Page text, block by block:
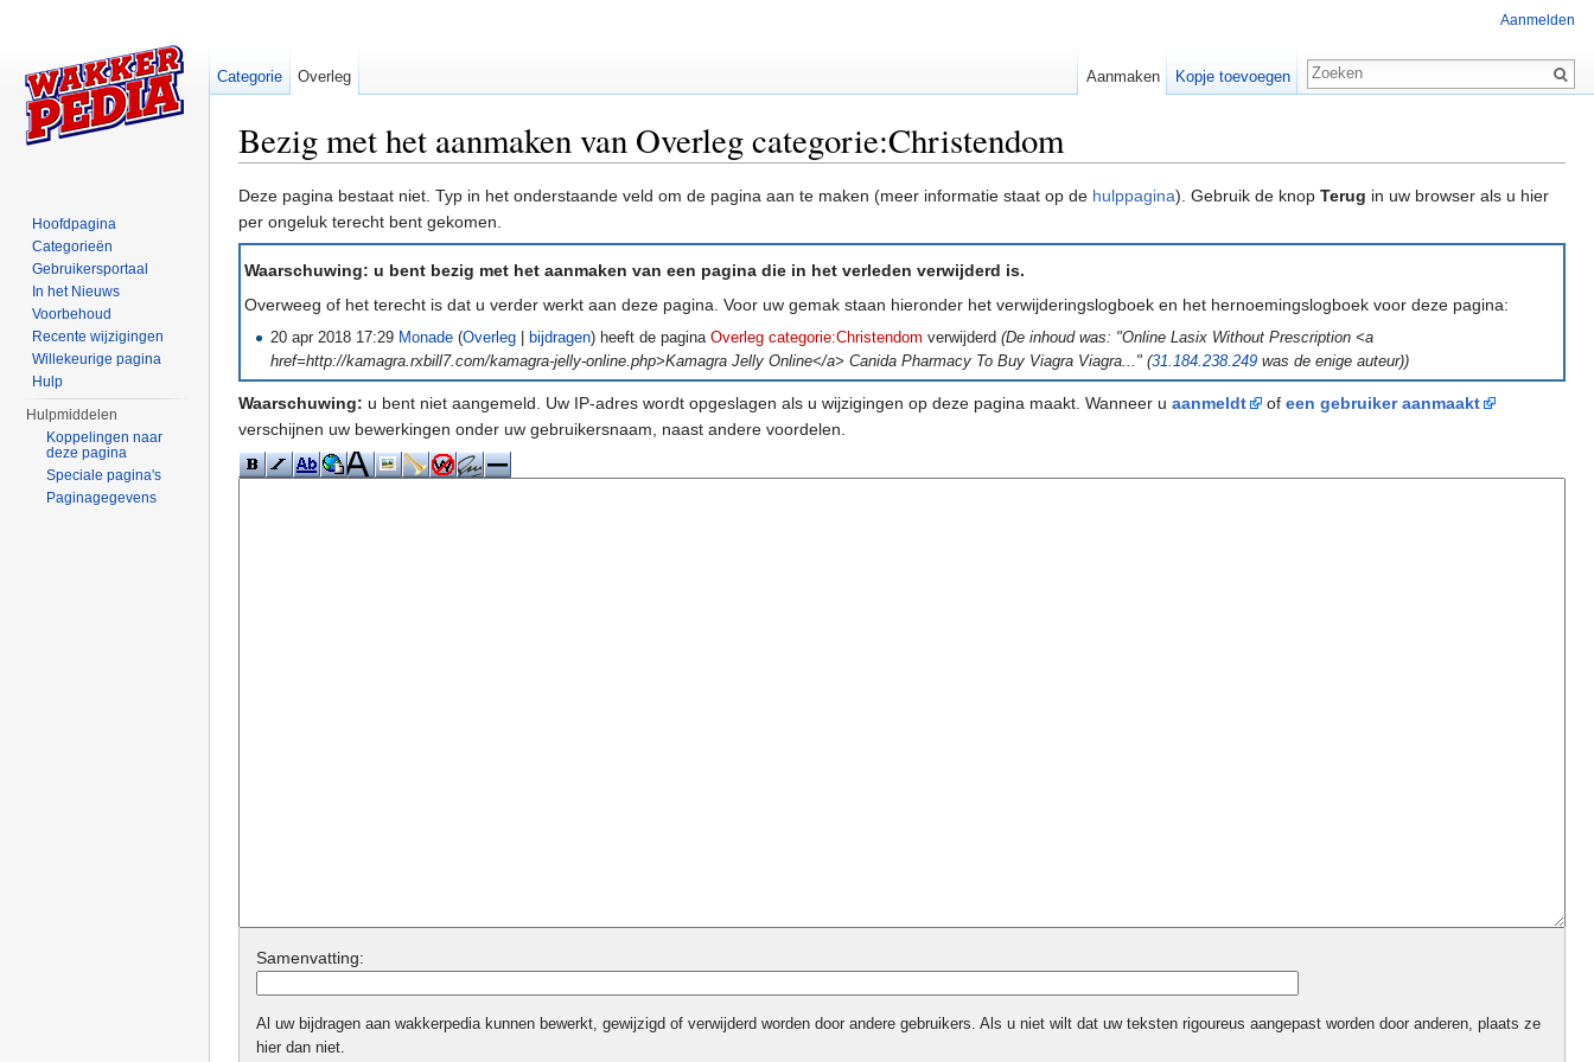
Bezig met het aanmaken van Overleg categorie:Christendom
Deze pagina bestaat niet. Typ in het onderstaande veld om de pagina aan te maken (meer informatie staat op de hulppagina). Gebruik de knop Terug in uw browser als u hier
per ongeluk terecht bent gekomen.
Waarschuwing: u bent bezig met het aanmaken van een pagina die in het verleden verwijderd is.
Overweeg of het terecht is dat u verder werkt aan deze pagina. Voor uw gemak staan hieronder het verwijderingslogboek en het hernoemingslogboek voor deze pagina:
20 apr 2018 17:29 Monade (Overleg bijdragen) heeft de paginaOverleg categorie:Christendom verwijderd(De inhoud was: "Online Lasix Without Prescription <a
href=http://kamagra.rxbill7.com/kamagra-jelly-online.php>Kamagra Jelly Online</a> Canida Pharmacy To Buy Viagra Viagra..." (31.184.238.249 was de enige auteur))
Waarschuwing: u bent niet aangemeld. Uw IP-adres wordt opgeslagen als u wijzigingen op deze pagina maakt. Wanneer u aanmeldt of een gebruiker aanmaakt
verschijnen uw bewerkingen onder uw gebruikersnaam, naast andere voordelen.
Samenvatting:
Al uw bijdragen aan wakkerpedia kunnen bewerkt, gewijzigd of verwijderd worden door andere gebruikers. Als u niet wilt dat uw teksten rigoureus aangepast worden door anderen, plaats ze
hier dan niet.
Aanmelden
Categorie Overleg Aanmaken Kopje toevoegen
Hoofdpagina
Categorieën
Gebruikersportaal
In het Nieuws
Voorbehoud
Recente wijzigingen
Willekeurige pagina
Hulp
Hulpmiddelen
Koppelingen naar
deze pagina
Speciale pagina's
Paginagegevens